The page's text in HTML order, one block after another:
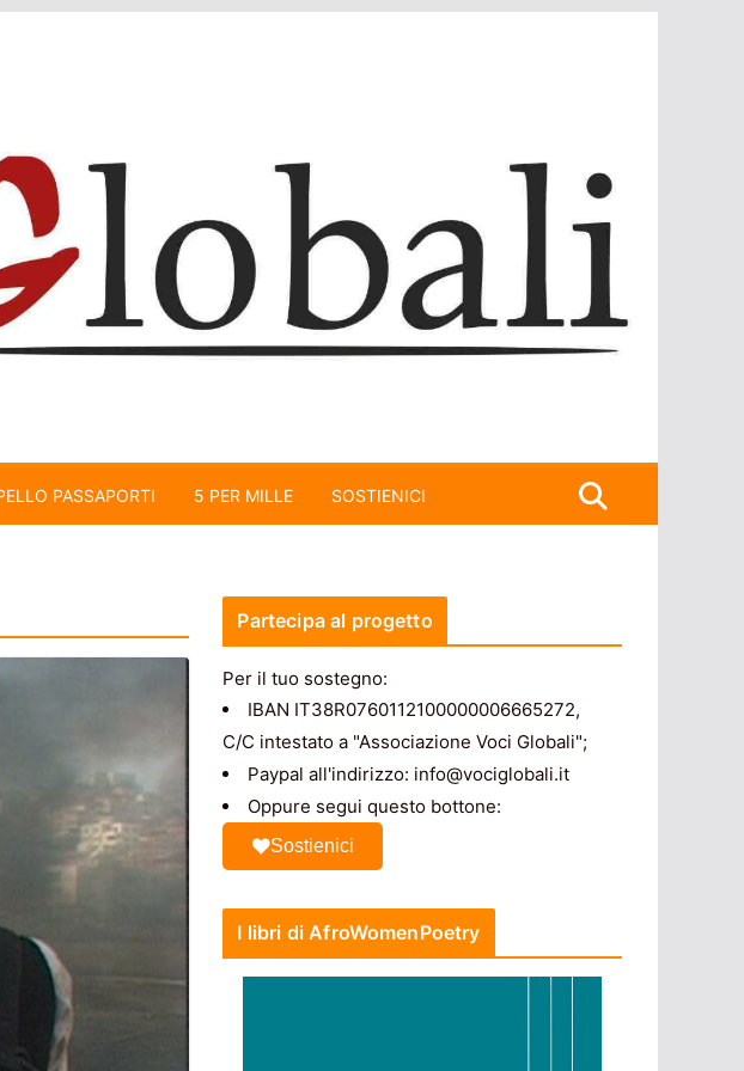
PASSAPORTI 5 PER MILLE SOSTIENICI
Partecipa al progetto
Per il tuo sostegno:
IBAN IT38R0760112100000006665272,
C/C intestato a "Associazione Voci Globali";
Paypal all'indirizzo: info@vociglobali.it
Oppure segui questo bottone:
Sostienici
I libri di AfroWomenPoetry